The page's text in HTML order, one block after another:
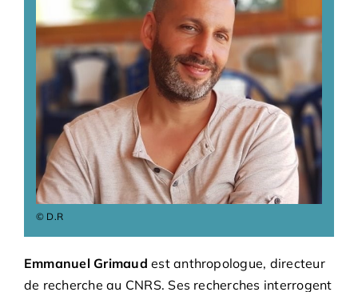
Bénévoles
Adhésions
Archives
Contact
© D.R
Emmanuel Grimaud est anthropologue, directeur
de recherche au CNRS. Ses recherches interrogent